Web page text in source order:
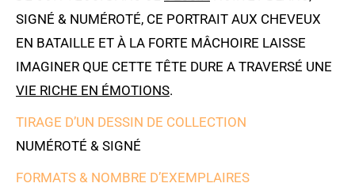
SIGNÉ & NUMÉROTÉ, CE PORTRAIT AUX CHEVEUX
EN BATAILLE ET À LA FORTE MÂCHOIRE LAISSE
IMAGINER QUE CETTE TÊTE DURE A TRAVERSÉ UNE
VIE RICHE EN ÉMOTIONS.
TIRAGE D’UN DESSIN DE COLLECTION
NUMÉROTÉ & SIGNÉ
FORMATS & NOMBRE D’EXEMPLAIRES